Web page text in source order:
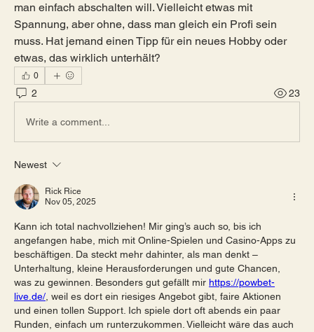
man einfach abschalten will. Vielleicht etwas mit
Spannung, aber ohne, dass man gleich ein Profi sein
muss. Hat jemand einen Tipp für ein neues Hobby oder
etwas, das wirklich unterhält?
0
2 23
Write a comment...
Newest
Rick Rice
Nov 05, 2025
Kann ich total nachvollziehen! Mir ging’s auch so, bis ich
angefangen habe, mich mit Online-Spielen und Casino-Apps zu
beschäftigen. Da steckt mehr dahinter, als man denkt –
Unterhaltung, kleine Herausforderungen und gute Chancen,
was zu gewinnen. Besonders gut gefällt mir https://powbet-
live.de/ , weil es dort ein riesiges Angebot gibt, faire Aktionen
und einen tollen Support. Ich spiele dort oft abends ein paar
Runden, einfach um runterzukommen. Vielleicht wäre das auch